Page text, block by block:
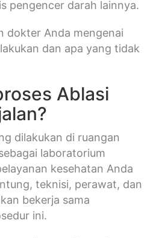
pengencer darah lainnya.
dokter Anda mengenai
dan apa yang tidak
Ablasi
dilakukan di ruangan
laboratorium
kesehatan Anda
teknisi, perawat, dan
bekerja sama
ini.